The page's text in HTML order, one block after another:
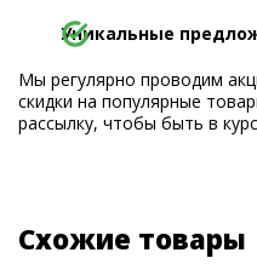
Уникальные
Мы регулярно проводим
скидки на популярные
рассылку, чтобы быть в
Схожие товары